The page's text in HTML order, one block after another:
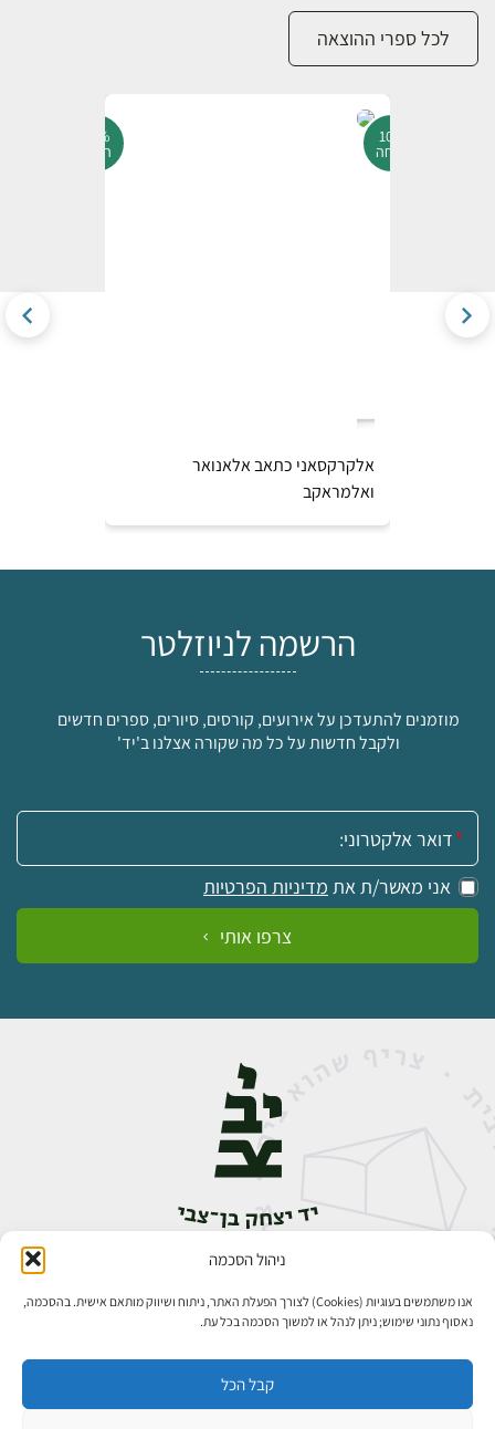
ניהול הסכמה
אנו משתמשים בעוגיות (Cookies) לצורך הפעלת האתר, ניתוח ושיווק מותאם אישית. בהסכמה,
נאסוף נתוני שימוש; ניתן לנהל או למשוך הסכמה בכל עת.
קבל הכל
לכל ספרי ההוצאה
10%
הנחה
אלקרקסאני כתאב אלאנואר
ואלמראקב
10%
הנחה
הרשמה לניוזלטר
מוזמנים להתעדכן על אירועים, קורסים, סיורים, ספרים חדשים
ולקבל חדשות על כל מה שקורה אצלנו ב'יד'
אימייל:
אני מאשר/ת את מדיניות הפרטיות
צרפו אותי
אבן גבירול 14, רחביה, ירושלים